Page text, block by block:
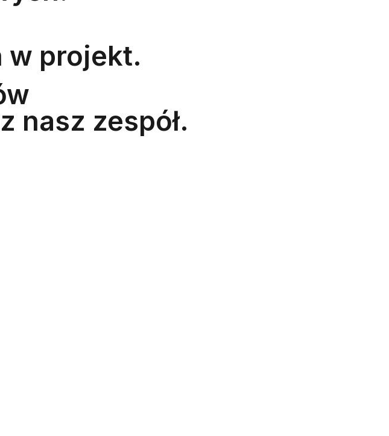
w projekt.
nasz zespół.